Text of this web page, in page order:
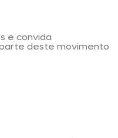
e convida
deste movimento